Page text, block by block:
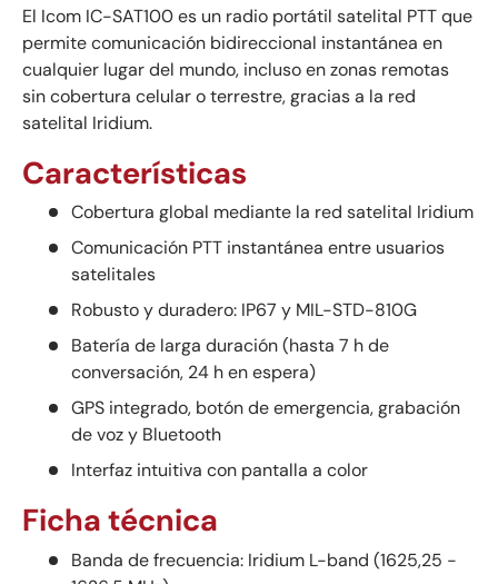
El Icom IC-SAT100 es un radio portátil satelital PTT que
permite comunicación bidireccional instantánea en
cualquier lugar del mundo, incluso en zonas remotas
sin cobertura celular o terrestre, gracias a la red
satelital Iridium.
Características
Cobertura global mediante la red satelital Iridium
Comunicación PTT instantánea entre usuarios
satelitales
Robusto y duradero: IP67 y MIL-STD-810G
Batería de larga duración (hasta 7 h de
conversación, 24 h en espera)
GPS integrado, botón de emergencia, grabación
de voz y Bluetooth
Interfaz intuitiva con pantalla a color
Ficha técnica
Banda de frecuencia: Iridium L-band (1625,25 -